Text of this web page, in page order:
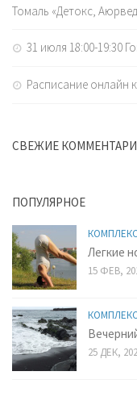
Томаль «Детокс,
31 июля 18:00-19:30
Расписание онлайн
СВЕЖИЕ
ПОПУЛЯРНОЕ
Легкие
15 ФЕВ,
25 ДЕК,